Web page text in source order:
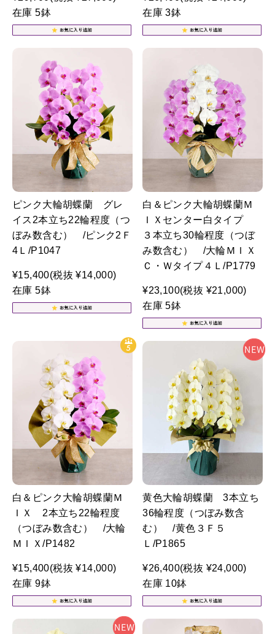
在庫 5鉢
在庫 3鉢
ピンク大輪胡蝶蘭 グレ
イス2本立ち22輪程度（つ
ぼみ数含む） /ピンク2Ｆ
4Ｌ/P1047
¥15,400(税抜 ¥14,000)
在庫 5鉢
白＆ピンク大輪胡蝶蘭Ｍ
ＩＸセンター白タイプ
３本立ち30輪程度（つぼ
み数含む） /大輪ＭＩＸ
Ｃ・Ｗタイプ４Ｌ/P1779
¥23,100(税抜 ¥21,000)
在庫 5鉢
白＆ピンク大輪胡蝶蘭Ｍ
ＩＸ 2本立ち22輪程度
（つぼみ数含む） /大輪
ＭＩＸ/P1482
¥15,400(税抜 ¥14,000)
在庫 9鉢
黄色大輪胡蝶蘭 3本立ち
36輪程度（つぼみ数含
む） /黄色３Ｆ５
Ｌ/P1865
¥26,400(税抜 ¥24,000)
在庫 10鉢